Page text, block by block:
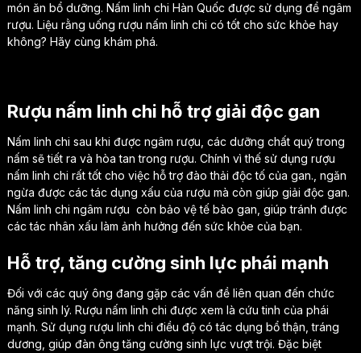
món ăn bổ dưỡng. Nấm linh chi Hàn Quốc được sử dụng để ngâm
rượu. Liệu rằng uống rượu nấm linh chi có tốt cho sức khỏe hay
không? Hãy cùng khám phá.
Rượu nấm linh chi hỗ trợ giải độc gan
Nấm linh chi sau khi được ngâm rượu, các dưỡng chất quý trong
nấm sẽ tiết ra và hòa tan trong rượu. Chính vì thế sử dụng rượu
nấm linh chi rất tốt cho việc hỗ trợ đào thải độc tố của gan., ngăn
ngừa được các tác dụng xấu của rượu mà còn giúp giải độc gan.
Nấm linh chi ngâm rượu còn bảo vệ tế bào gan, giúp tránh được
các tác nhân xấu làm ảnh hưởng đến sức khỏe của bạn.
Hỗ trợ, tăng cường sinh lực phái mạnh
Đối với các quý ông đang gặp các vấn đề liên quan đến chức
năng sinh lý. Rượu nấm linh chi được xem là cứu tinh của phái
mạnh. Sử dụng rượu linh chi điều độ có tác dụng bổ thận, tráng
dương, giúp đàn ông tăng cường sinh lực vượt trội. Đặc biệt